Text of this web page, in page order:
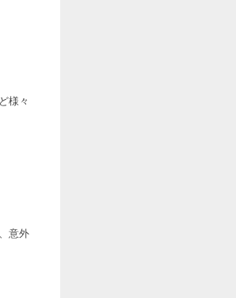
様々
意外